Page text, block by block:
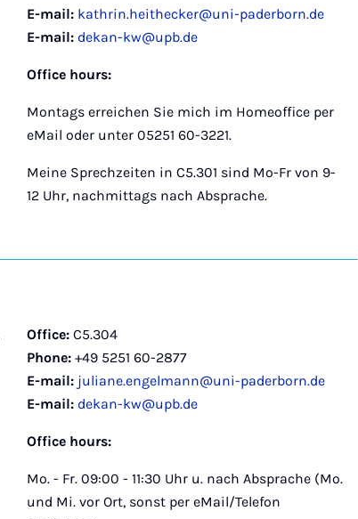
E-mail: kathrin.heithecker@uni-paderborn.de
E-mail: dekan-kw@upb.de
Office hours:
Montags erreichen Sie mich im Homeoffice per
eMail oder unter 05251 60-3221.
Meine Sprechzeiten in C5.301 sind Mo-Fr von 9-
12 Uhr, nachmittags nach Absprache.
Office: C5.304
Phone: +49 5251 60-2877
E-mail: juliane.engelmann@uni-paderborn.de
E-mail: dekan-kw@upb.de
Office hours:
Mo. - Fr. 09:00 - 11:30 Uhr u. nach Absprache (Mo.
und Mi. vor Ort, sonst per eMail/Telefon